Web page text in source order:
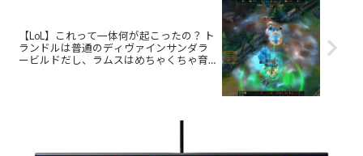
【LoL】これって一体何が起こったの？ ト
ランドルは普通のディヴァインサンダラ
ービルドだし、ラムスはめちゃくちゃ育